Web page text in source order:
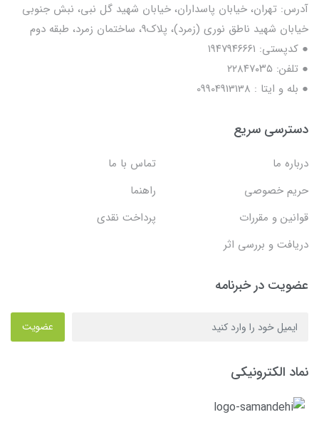
آدرس: تهران، خیابان پاسداران، خیابان شهید گل نبی، نبش جنوبی
خیابان شهید ناطق نوری (زمرد)، پلاک9، ساختمان زمرد، طبقه دوم
● کدپستی: ۱۹۴۷۹۴۶۶۶۱
● تلفن: ٢٢٨۴٧۰۳۵
● بله و ایتا : 09904913138
دسترسی سریع
درباره ما
تماس با ما
حریم خصوصی
راهنما
قوانین و مقررات
پرداخت نقدی
دریافت و بررسی اثر
عضویت در خبرنامه
عضویت
نماد الکترونیکی